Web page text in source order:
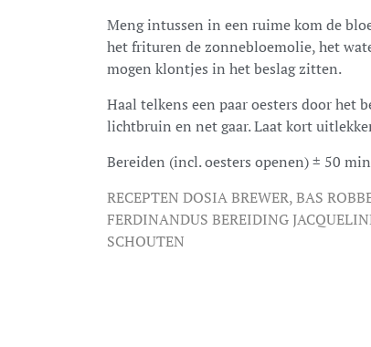
Meng intussen in een ruime kom de
het frituren de zonnebloemolie, het
mogen klontjes in het beslag zitten.
Haal telkens een paar oesters door het
lichtbruin en net gaar. Laat kort
Bereiden (incl. oesters openen) ± 50
RECEPTEN DOSIA BREWER, BAS
FERDINANDUS BEREIDING
SCHOUTEN